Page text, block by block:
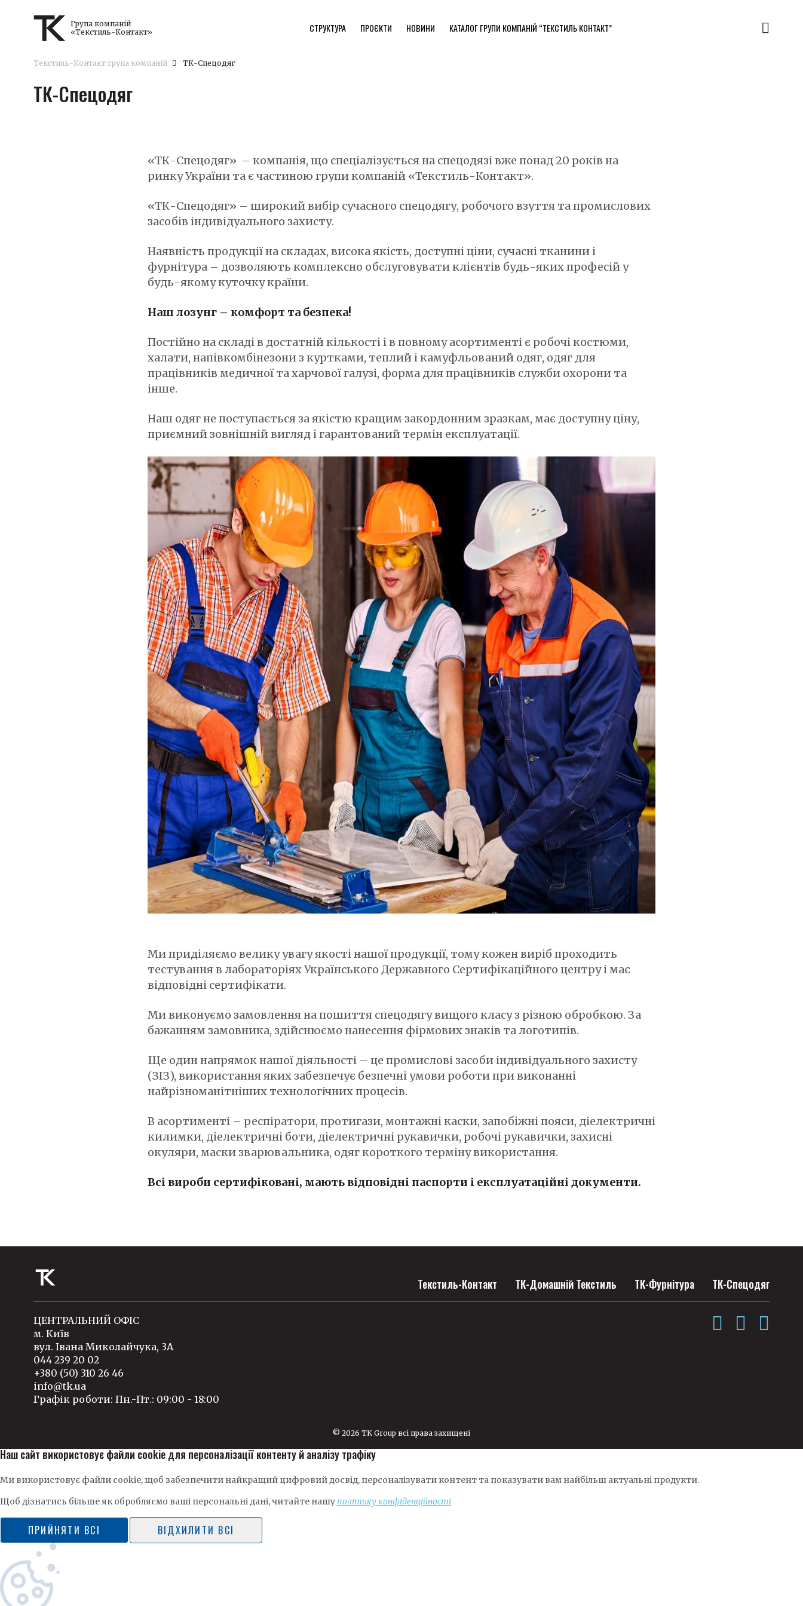
Група компаній
«Текстиль-Контакт»
СТРУКТУРА ПРОЄКТИ НОВИНИ КАТАЛОГ ГРУПИ КОМПАНІЙ “ТЕКСТИЛЬ КОНТАКТ”
Текстиль-Контакт група компаній ТК-Спецодяг
ТК-Спецодяг
«ТК-Спецодяг» – компанія, що спеціалізується на спецодязі вже понад 20 років на
ринку України та є частиною групи компаній «Текстиль-Контакт».
«ТК-Спецодяг» – широкий вибір сучасного спецодягу, робочого взуття та промислових
засобів індивідуального захисту.
Наявність продукції на складах, висока якість, доступні ціни, сучасні тканини і
фурнітура – дозволяють комплексно обслуговувати клієнтів будь-яких професій у
будь-якому куточку країни.
Наш лозунг – комфорт та безпека!
Постійно на складі в достатній кількості і в повному асортименті є робочі костюми,
халати, напівкомбінезони з куртками, теплий і камуфльований одяг, одяг для
працівників медичної та харчової галузі, форма для працівників служби охорони та
інше.
Наш одяг не поступається за якістю кращим закордонним зразкам, має доступну ціну,
приємний зовнішній вигляд і гарантований термін експлуатації.
Ми приділяємо велику увагу якості нашої продукції, тому кожен виріб проходить
тестування в лабораторіях Українського Державного Сертифікаційного центру і має
відповідні сертифікати.
Ми виконуємо замовлення на пошиття спецодягу вищого класу з різною обробкою. За
бажанням замовника, здійснюємо нанесення фірмових знаків та логотипів.
Ще один напрямок нашої діяльності – це промислові засоби індивідуального захисту
(ЗІЗ), використання яких забезпечує безпечні умови роботи при виконанні
найрізноманітніших технологічних процесів.
В асортименті – респіратори, протигази, монтажні каски, запобіжні пояси, діелектричні
килимки, діелектричні боти, діелектричні рукавички, робочі рукавички, захисні
окуляри, маски зварювальника, одяг короткого терміну використання.
Всі вироби сертифіковані, мають відповідні паспорти і експлуатаційні документи.
Текстиль-Контакт ТК-Домашній Текстиль ТК-Фурнітура ТК-Спецодяг
ЦЕНТРАЛЬНИЙ ОФІС
м. Київ
вул. Івана Миколайчука, 3А
044 239 20 02
+380 (50) 310 26 46
info@tk.ua
Графік роботи: Пн.-Пт.: 09:00 - 18:00
© 2026 TK Group всі права захищені
Наш сайт використовує файли cookie для персоналізації контенту й аналізу трафіку
Ми використовує файли cookie, щоб забезпечити найкращий цифровий досвід, персоналізувати контент та показувати вам найбільш актуальні продукти.
Щоб дізнатись більше як обробляємо ваші персональні дані, читайте нашуполітику конфіденційності
ПРИЙНЯТИ ВСІ ВІДХИЛИТИ ВСІ